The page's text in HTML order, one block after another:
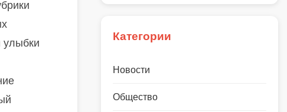
улыбки
Категории
Новости
Общество